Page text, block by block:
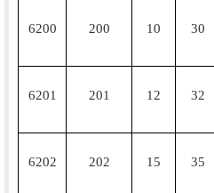
6200 200 10 30
6201 201 12 32
6202 202 15 35